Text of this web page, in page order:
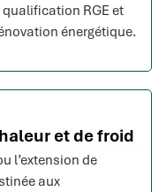
RGE et
énergétique.
et de froid
l’extension de
aux